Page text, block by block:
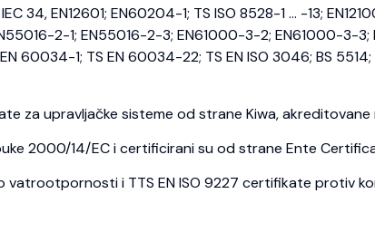
EN12601; EN60204-1; TS ISO 8528-1 … -13;
2-1; EN55016-2-3; EN61000-3-2; EN61000-3-
1; TS EN 60034-22; TS EN ISO 3046; BS 5514;
za upravljačke sisteme od strane Kiwa,
2000/14/EC i certificirani su od strane Ente
vatrootpornosti i TTS EN ISO 9227 certifikate protiv